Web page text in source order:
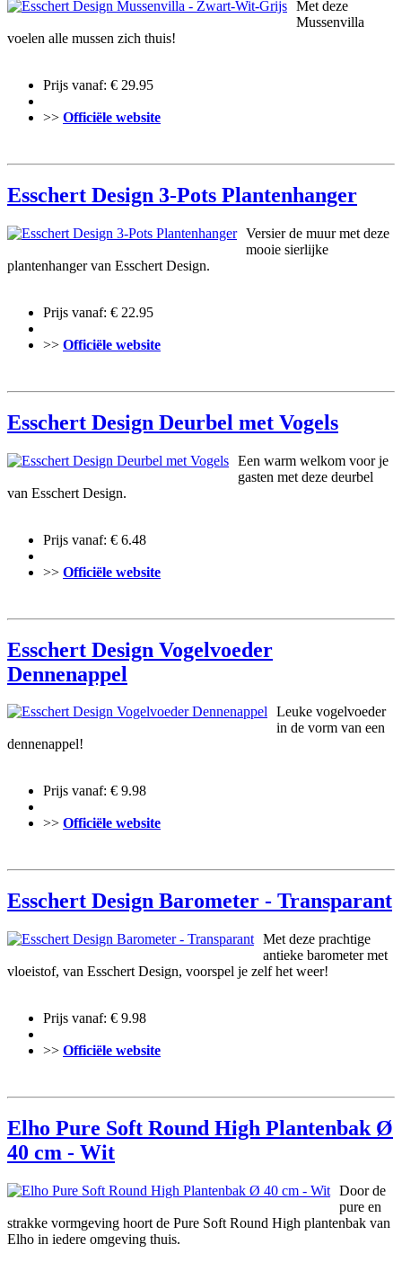
Met deze
Mussenvilla
voelen alle mussen zich thuis!
Prijs vanaf: € 29.95
>> Officiële website
Esschert Design 3-Pots Plantenhanger
Versier de muur met deze
mooie sierlijke
plantenhanger van Esschert Design.
Prijs vanaf: € 22.95
>> Officiële website
Esschert Design Deurbel met Vogels
Een warm welkom voor je
gasten met deze deurbel
van Esschert Design.
Prijs vanaf: € 6.48
>> Officiële website
Esschert Design Vogelvoeder
Dennenappel
Leuke vogelvoeder
in de vorm van een
dennenappel!
Prijs vanaf: € 9.98
>> Officiële website
Esschert Design Barometer - Transparant
Met deze prachtige
antieke barometer met
vloeistof, van Esschert Design, voorspel je zelf het weer!
Prijs vanaf: € 9.98
>> Officiële website
Elho Pure Soft Round High Plantenbak Ø
40 cm - Wit
Door de
pure en
strakke vormgeving hoort de Pure Soft Round High plantenbak van
Elho in iedere omgeving thuis.